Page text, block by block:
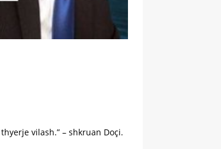
vilash.” – shkruan Doçi.